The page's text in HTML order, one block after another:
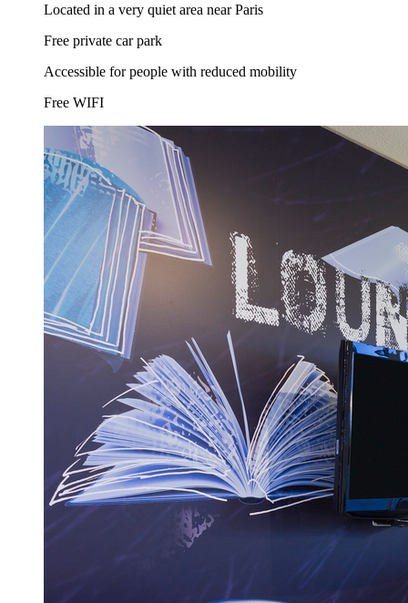
Located in a very quiet area near Paris
Free private car park
Accessible for people with reduced mobility
Free WIFI